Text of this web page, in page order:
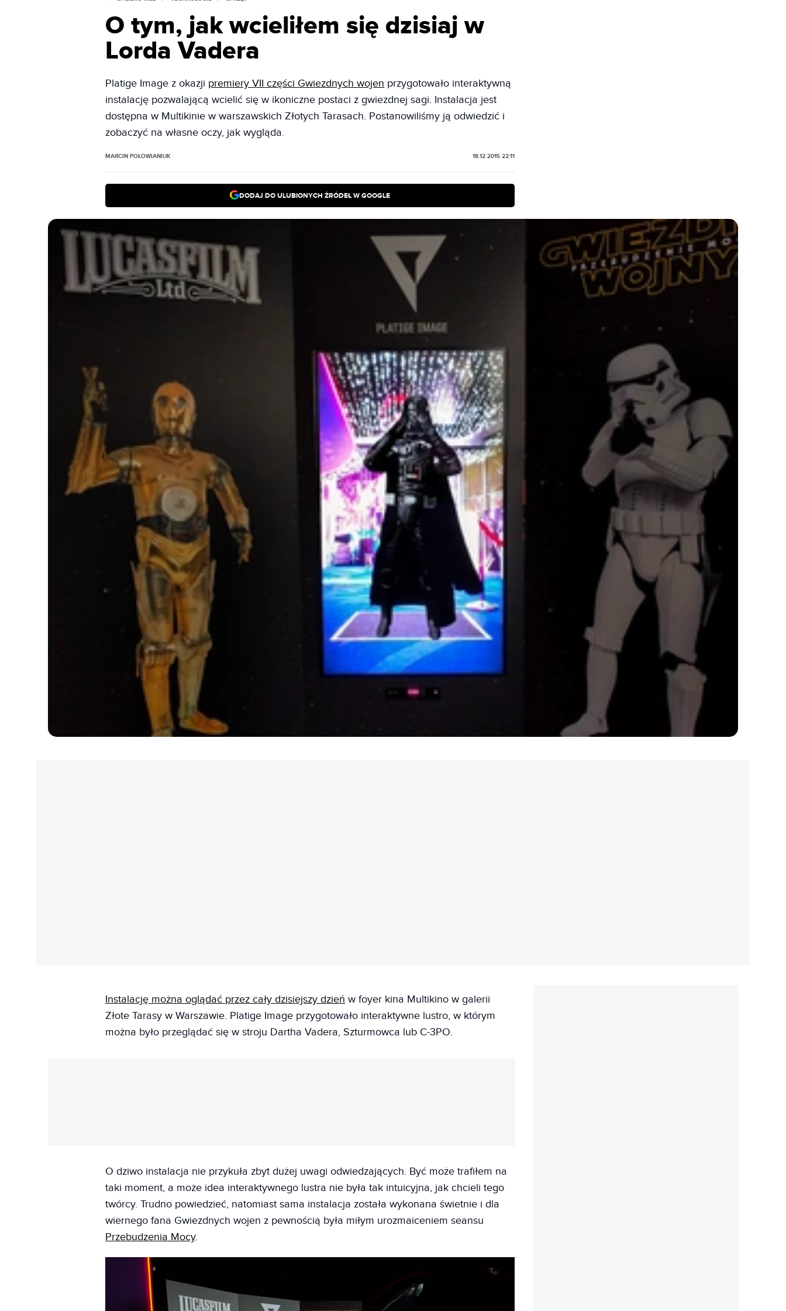
O tym, jak wcieliłem się dzisiaj w
Lorda Vadera
Platige Image z okazji premiery VII części Gwiezdnych wojen przygotowało interaktywną
instalację pozwalającą wcielić się w ikoniczne postaci z gwiezdnej sagi. Instalacja jest
dostępna w Multikinie w warszawskich Złotych Tarasach. Postanowiliśmy ją odwiedzić i
zobaczyć na własne oczy, jak wygląda.
MARCIN POŁOWIANIUK 18.12.2015 22:11
DODAJ DO ULUBIONYCH ŹRÓDEŁ W GOOGLE
Instalację można oglądać przez cały dzisiejszy dzień w foyer kina Multikino w galerii
Złote Tarasy w Warszawie. Platige Image przygotowało interaktywne lustro, w którym
można było przeglądać się w stroju Dartha Vadera, Szturmowca lub C-3PO.
O dziwo instalacja nie przykuła zbyt dużej uwagi odwiedzających. Być może trafiłem na
taki moment, a może idea interaktywnego lustra nie była tak intuicyjna, jak chcieli tego
twórcy. Trudno powiedzieć, natomiast sama instalacja została wykonana świetnie i dla
wiernego fana Gwiezdnych wojen z pewnością była miłym urozmaiceniem seansu
Przebudzenia Mocy.